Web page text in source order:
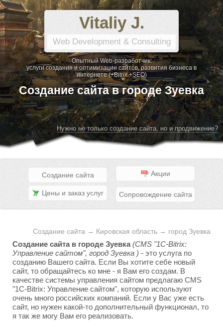
Vitaliy J.
Web Development & Consulting
Опытный Web-разработчик:
услуги создания и оптимизации сайтов, развития бизнеса в
интернете (+Bitrix +SEO)
Создание сайта в городе Зуевка
Нужно не только создание сайта, но и продвижение?
Создание сайта Акции
Цены и заказ услуг Сопровождение сайта
Создание сайта → Кировская область → город Зуевка
Создание сайта в городе Зуевка (CMS "1C-Bitrix:
Управление сайтом", город Зуевка ) - это услуга по
созданию Вашего сайта. Если Вы хотите себе новый
сайт, то обращайтесь ко мне - я Вам его создам. В
качестве системы управления сайтом предлагаю CMS
"1C-Bitrix: Управление сайтом", которую используют
очень много российских компаний. Если у Вас уже есть
сайт, но нужен какой-то дополнительный функционал, то
я так же могу Вам его реализовать.